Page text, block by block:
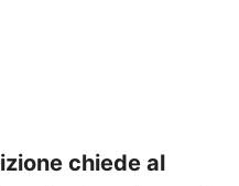
chiede al